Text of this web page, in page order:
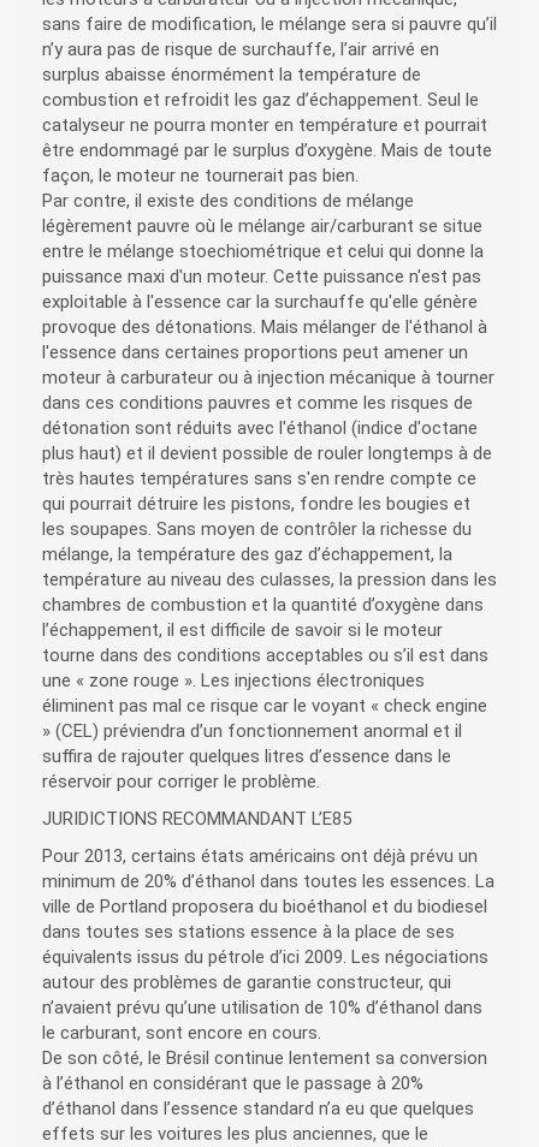
sans faire de modification, le mélange sera si pauvre qu’il
n’y aura pas de risque de surchauffe, l’air arrivé en
surplus abaisse énormément la température de
combustion et refroidit les gaz d’échappement. Seul le
catalyseur ne pourra monter en température et pourrait
être endommagé par le surplus d’oxygène. Mais de toute
façon, le moteur ne tournerait pas bien.
Par contre, il existe des conditions de mélange
légèrement pauvre où le mélange air/carburant se situe
entre le mélange stoechiométrique et celui qui donne la
puissance maxi d'un moteur. Cette puissance n'est pas
exploitable à l'essence car la surchauffe qu'elle génère
provoque des détonations. Mais mélanger de l'éthanol à
l'essence dans certaines proportions peut amener un
moteur à carburateur ou à injection mécanique à tourner
dans ces conditions pauvres et comme les risques de
détonation sont réduits avec l'éthanol (indice d'octane
plus haut) et il devient possible de rouler longtemps à de
très hautes températures sans s'en rendre compte ce
qui pourrait détruire les pistons, fondre les bougies et
les soupapes. Sans moyen de contrôler la richesse du
mélange, la température des gaz d’échappement, la
température au niveau des culasses, la pression dans les
chambres de combustion et la quantité d’oxygène dans
l’échappement, il est difficile de savoir si le moteur
tourne dans des conditions acceptables ou s’il est dans
une « zone rouge ». Les injections électroniques
éliminent pas mal ce risque car le voyant « check engine
» (CEL) préviendra d’un fonctionnement anormal et il
suffira de rajouter quelques litres d’essence dans le
réservoir pour corriger le problème.
JURIDICTIONS RECOMMANDANT L’E85
Pour 2013, certains états américains ont déjà prévu un
minimum de 20% d’éthanol dans toutes les essences. La
ville de Portland proposera du bioéthanol et du biodiesel
dans toutes ses stations essence à la place de ses
équivalents issus du pétrole d’ici 2009. Les négociations
autour des problèmes de garantie constructeur, qui
n’avaient prévu qu’une utilisation de 10% d’éthanol dans
le carburant, sont encore en cours.
De son côté, le Brésil continue lentement sa conversion
à l’éthanol en considérant que le passage à 20%
d’éthanol dans l’essence standard n’a eu que quelques
effets sur les voitures les plus anciennes, que le